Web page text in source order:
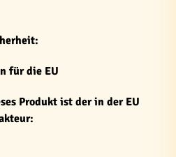
für die EU
Produkt ist der in der EU